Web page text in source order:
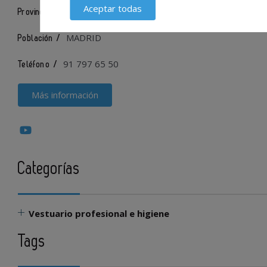
Provincia / Madrid
Población / MADRID
Teléfono / 91 797 65 50
Más información
Categorías
Vestuario profesional e higiene
Tags
Aceptar todas